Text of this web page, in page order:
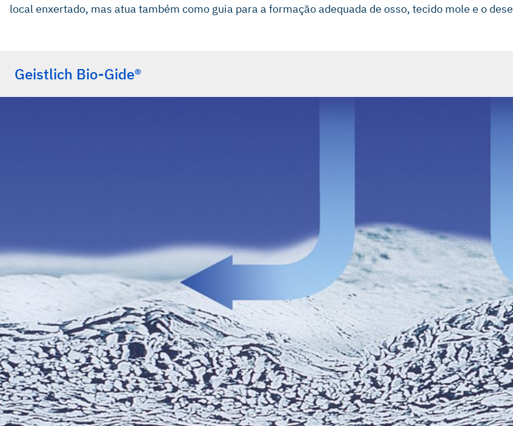
local enxertado, mas atua também como guia para a formação adequada de osso, tecido mole e o
iData Research Inc., US Dental Bone Graft Substitutes and other Biomaterials Market,
Wallace SS, et al.: Int J Periodontics Restorative Dent 2005; 25(6): 551-59.
Becker J, et al.: Clin. Oral Implants Res 2009; 20(7): 742-93.
Buser D, et al.: J Periodontol 2011; 82(3): 342-49.
Jung RE, et al.: Clin Oral Implants Res. 2013; 24(10):1065-73.
Pubmed September 2013. Search Term: Bio-Gide.
Geistlich Bio-Gide®